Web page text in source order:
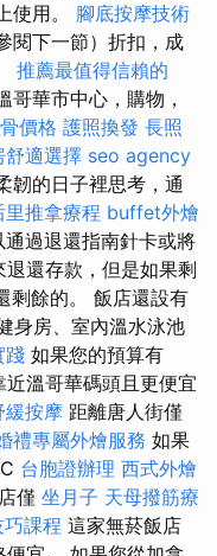
使用。 腳底按摩技術
閱下一節）折扣，成
推薦最值得信賴的
哥華市中心，購物，
價格 護照換發 長照
舒適選擇 seo agency
韌的日子裡思考，通
里推拿療程 buffet外燴
通過退還指南針卡或將
還存款，但是如果剩
剩餘的。 飯店還設有
身房、室內溫水泳池
踐 如果您的預算有
溫哥華碼頭且更便宜
緩按摩 距離唐人街僅
禮專屬外燴服務 如果
台胞證辦理 西式外燴
僅 坐月子 天母撥筋療
課程 這家無菸飯店